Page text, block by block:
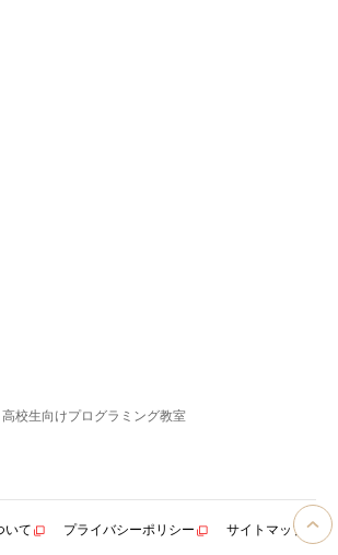
校生向けプログラミング教室
いて プライバシーポリシー サイトマップ